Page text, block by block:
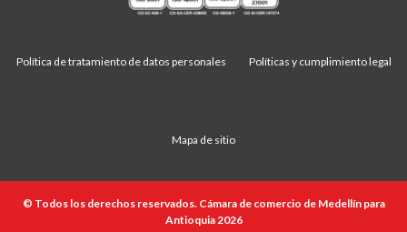
Política de tratamiento de datos personales Políticas y cumplimiento legal
Mapa de sitio
© Todos los derechos reservados. Cámara de comercio de Medellín para
Antioquia 2026